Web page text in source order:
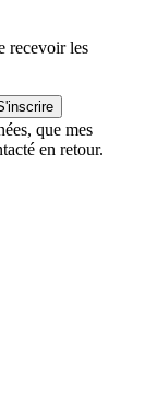
recevoir les
que mes
en retour.